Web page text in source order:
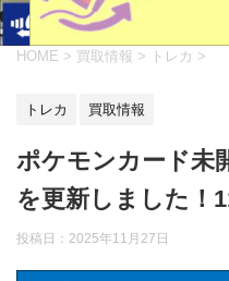
HOME > 買取情報 > トレカ >
トレカ 買取情報
ポケモンカード未
を更新しました！
投稿日： 2025年11月27日